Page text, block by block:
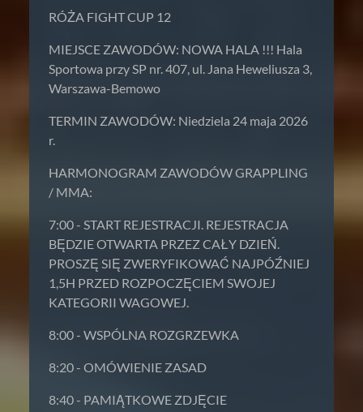
RÓŻA FIGHT CUP 12
MIEJSCE ZAWODÓW: NOWA HALA !!! Hala
Sportowa przy SP nr. 407, ul. Jana Heweliusza 3,
Warszawa-Bemowo
TERMIN ZAWODÓW: Niedziela 24 maja 2026
r.
HARMONOGRAM ZAWODÓW GRAPPLING
/ MMA:
7:00 - START REJESTRACJI. REJESTRACJA
BĘDZIE OTWARTA PRZEZ CAŁY DZIEŃ.
PROSZĘ SIĘ ZWERYFIKOWAĆ NAJPÓŹNIEJ
1,5H PRZED ROZPOCZĘCIEM SWOJEJ
KATEGORII WAGOWEJ.
8:00 - WSPÓLNA ROZGRZEWKA
8:20 - OMÓWIENIE ZASAD
8:40 - PAMIĄTKOWE ZDJĘCIE